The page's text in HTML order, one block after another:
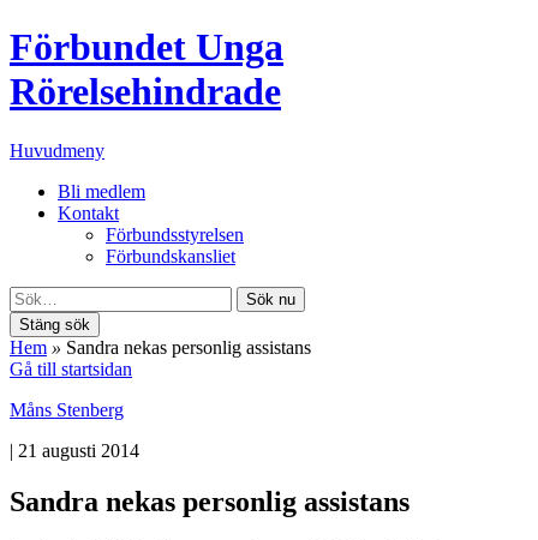
Förbundet Unga
Rörelsehindrade
Huvudmeny
Bli medlem
Kontakt
Förbundsstyrelsen
Förbundskansliet
Sök nu
Stäng sök
Hem » Sandra nekas personlig assistans
Gå till startsidan
Måns Stenberg
| 21 augusti 2014
Sandra nekas personlig assistans